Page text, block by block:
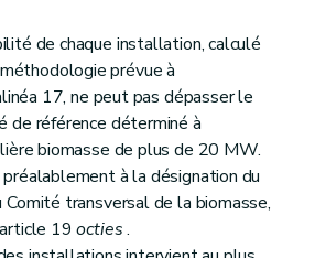
de chaque installation, calculé
prévue à
17, ne peut pas dépasser le
de référence déterminé à
biomasse de plus de 20 MW.
à la désignation du
Comité transversal de la biomasse,
19octies.